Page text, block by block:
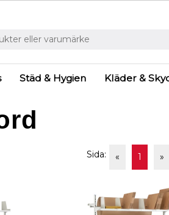
Städ & Hygien Kläder &
Sida: « 1 »